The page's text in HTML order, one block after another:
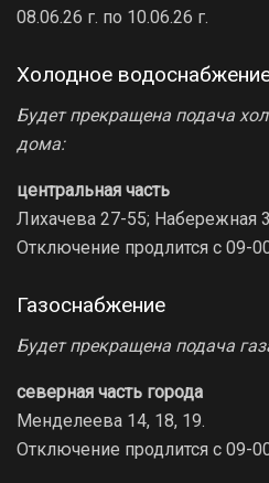
08.06.26 г. по 10.06.26 г.
Холодное
Будет прекращена подача
дома:
центральная часть
Лихачева 27-55; Набережная
Отключение продлится с 09-
Газоснабжение
Будет прекращена подача
северная часть города
Менделеева 14, 18, 19.
Отключение продлится с 09-